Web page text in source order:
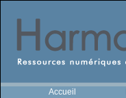
Accueil